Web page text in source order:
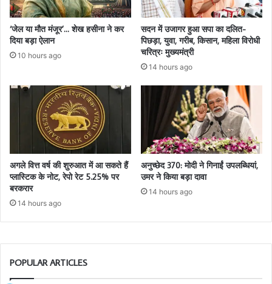
‘जेल या मौत मंजूर’… शेख हसीना ने कर
दिया बड़ा ऐलान
10 hours ago
सदन में उजागर हुआ सपा का दलित-
पिछड़ा, युवा, गरीब, किसान, महिला विरोधी
चरित्रः मुख्यमंत्री
14 hours ago
अगले वित्त वर्ष की शुरुआत में आ सकते हैं
प्लास्टिक के नोट, रेपो रेट 5.25% पर
बरकरार
14 hours ago
अनुच्छेद 370: मोदी ने गिनाईं उपलब्धियां,
उमर ने किया बड़ा दावा
14 hours ago
POPULAR ARTICLES